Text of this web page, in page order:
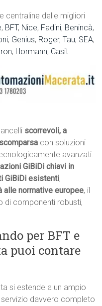
centraline delle migliori
, BFT, Nice, Fadini, Benincà,
, Genius, Roger,Tau, SEA,
, Hormann, Casit.
scorrevoli, a
con soluzioni
avanzati.
GiBiDi chiavi in
GiBiDi esistenti,
alle normative europee, il
di componenti robusti,
per BFT e
puoi contare
si estende a un ampio
davvero completo